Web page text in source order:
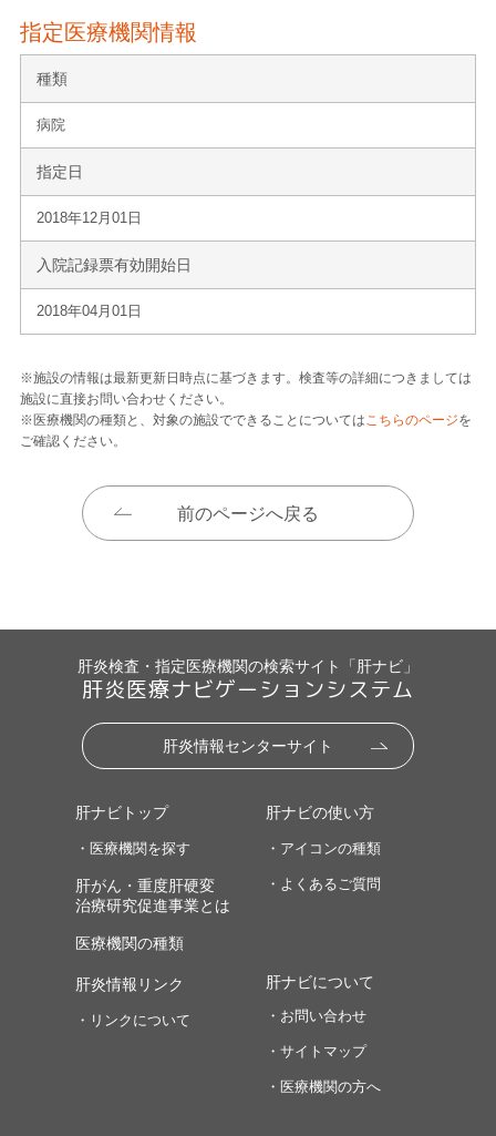
指定医療機関情報
種類
病院
指定日
2018年12月01日
入院記録票有効開始日
2018年04月01日
※施設の情報は最新更新日時点に基づきます。検査等の詳細につきましては
施設に直接お問い合わせください。
※医療機関の種類と、対象の施設でできることについてはこちらのページを
ご確認ください。
前のページへ戻る
肝炎検査・指定医療機関の検索サイト「肝ナビ」
肝炎医療ナビゲーションシステム
肝炎情報センターサイト
肝ナビトップ
・医療機関を探す
肝がん・重度肝硬変
治療研究促進事業とは
医療機関の種類
肝ナビの使い方
・アイコンの種類
・よくあるご質問
肝炎情報リンク
・リンクについて
肝ナビについて
・お問い合わせ
・サイトマップ
・医療機関の方へ